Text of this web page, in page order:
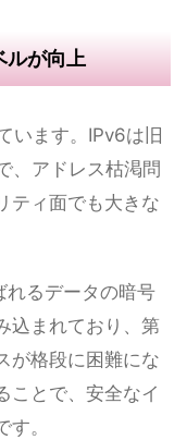
ルが向上
います。IPv6は旧
、アドレス枯渇問
ティ面でも大きな
れるデータの暗号
込まれており、第
が格段に困難にな
ことで、安全なイ
。